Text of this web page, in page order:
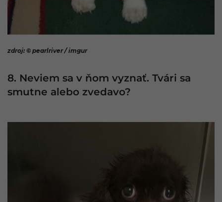
zdroj: © pearlriver / imgur
8. Neviem sa v ňom vyznať. Tvári sa
smutne alebo zvedavo?